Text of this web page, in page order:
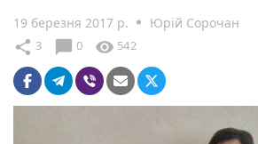
19 березня 2017 р. Юрій Сорочан
share 3 chat_bubble 0 visibility 542